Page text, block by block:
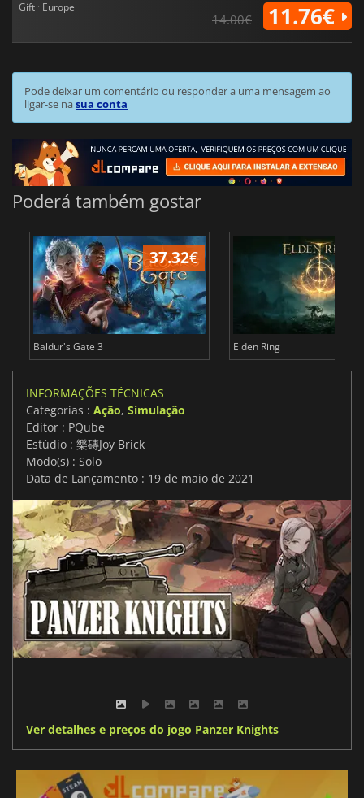
Gift · Europe
14.00€ 11.76€
Pode deixar um comentário ou responder a uma mensagem ao
ligar-se nasua conta
Poderá também gostar
37.32€
Baldur's Gate 3 Elden Ring
INFORMAÇÕES TÉCNICAS
Categorias : Ação, Simulação
Editor : PQube
Estúdio : 樂磚Joy Brick
Modo(s) : Solo
Data de Lançamento : 19 de maio de 2021
Ver detalhes e preços do jogo Panzer Knights